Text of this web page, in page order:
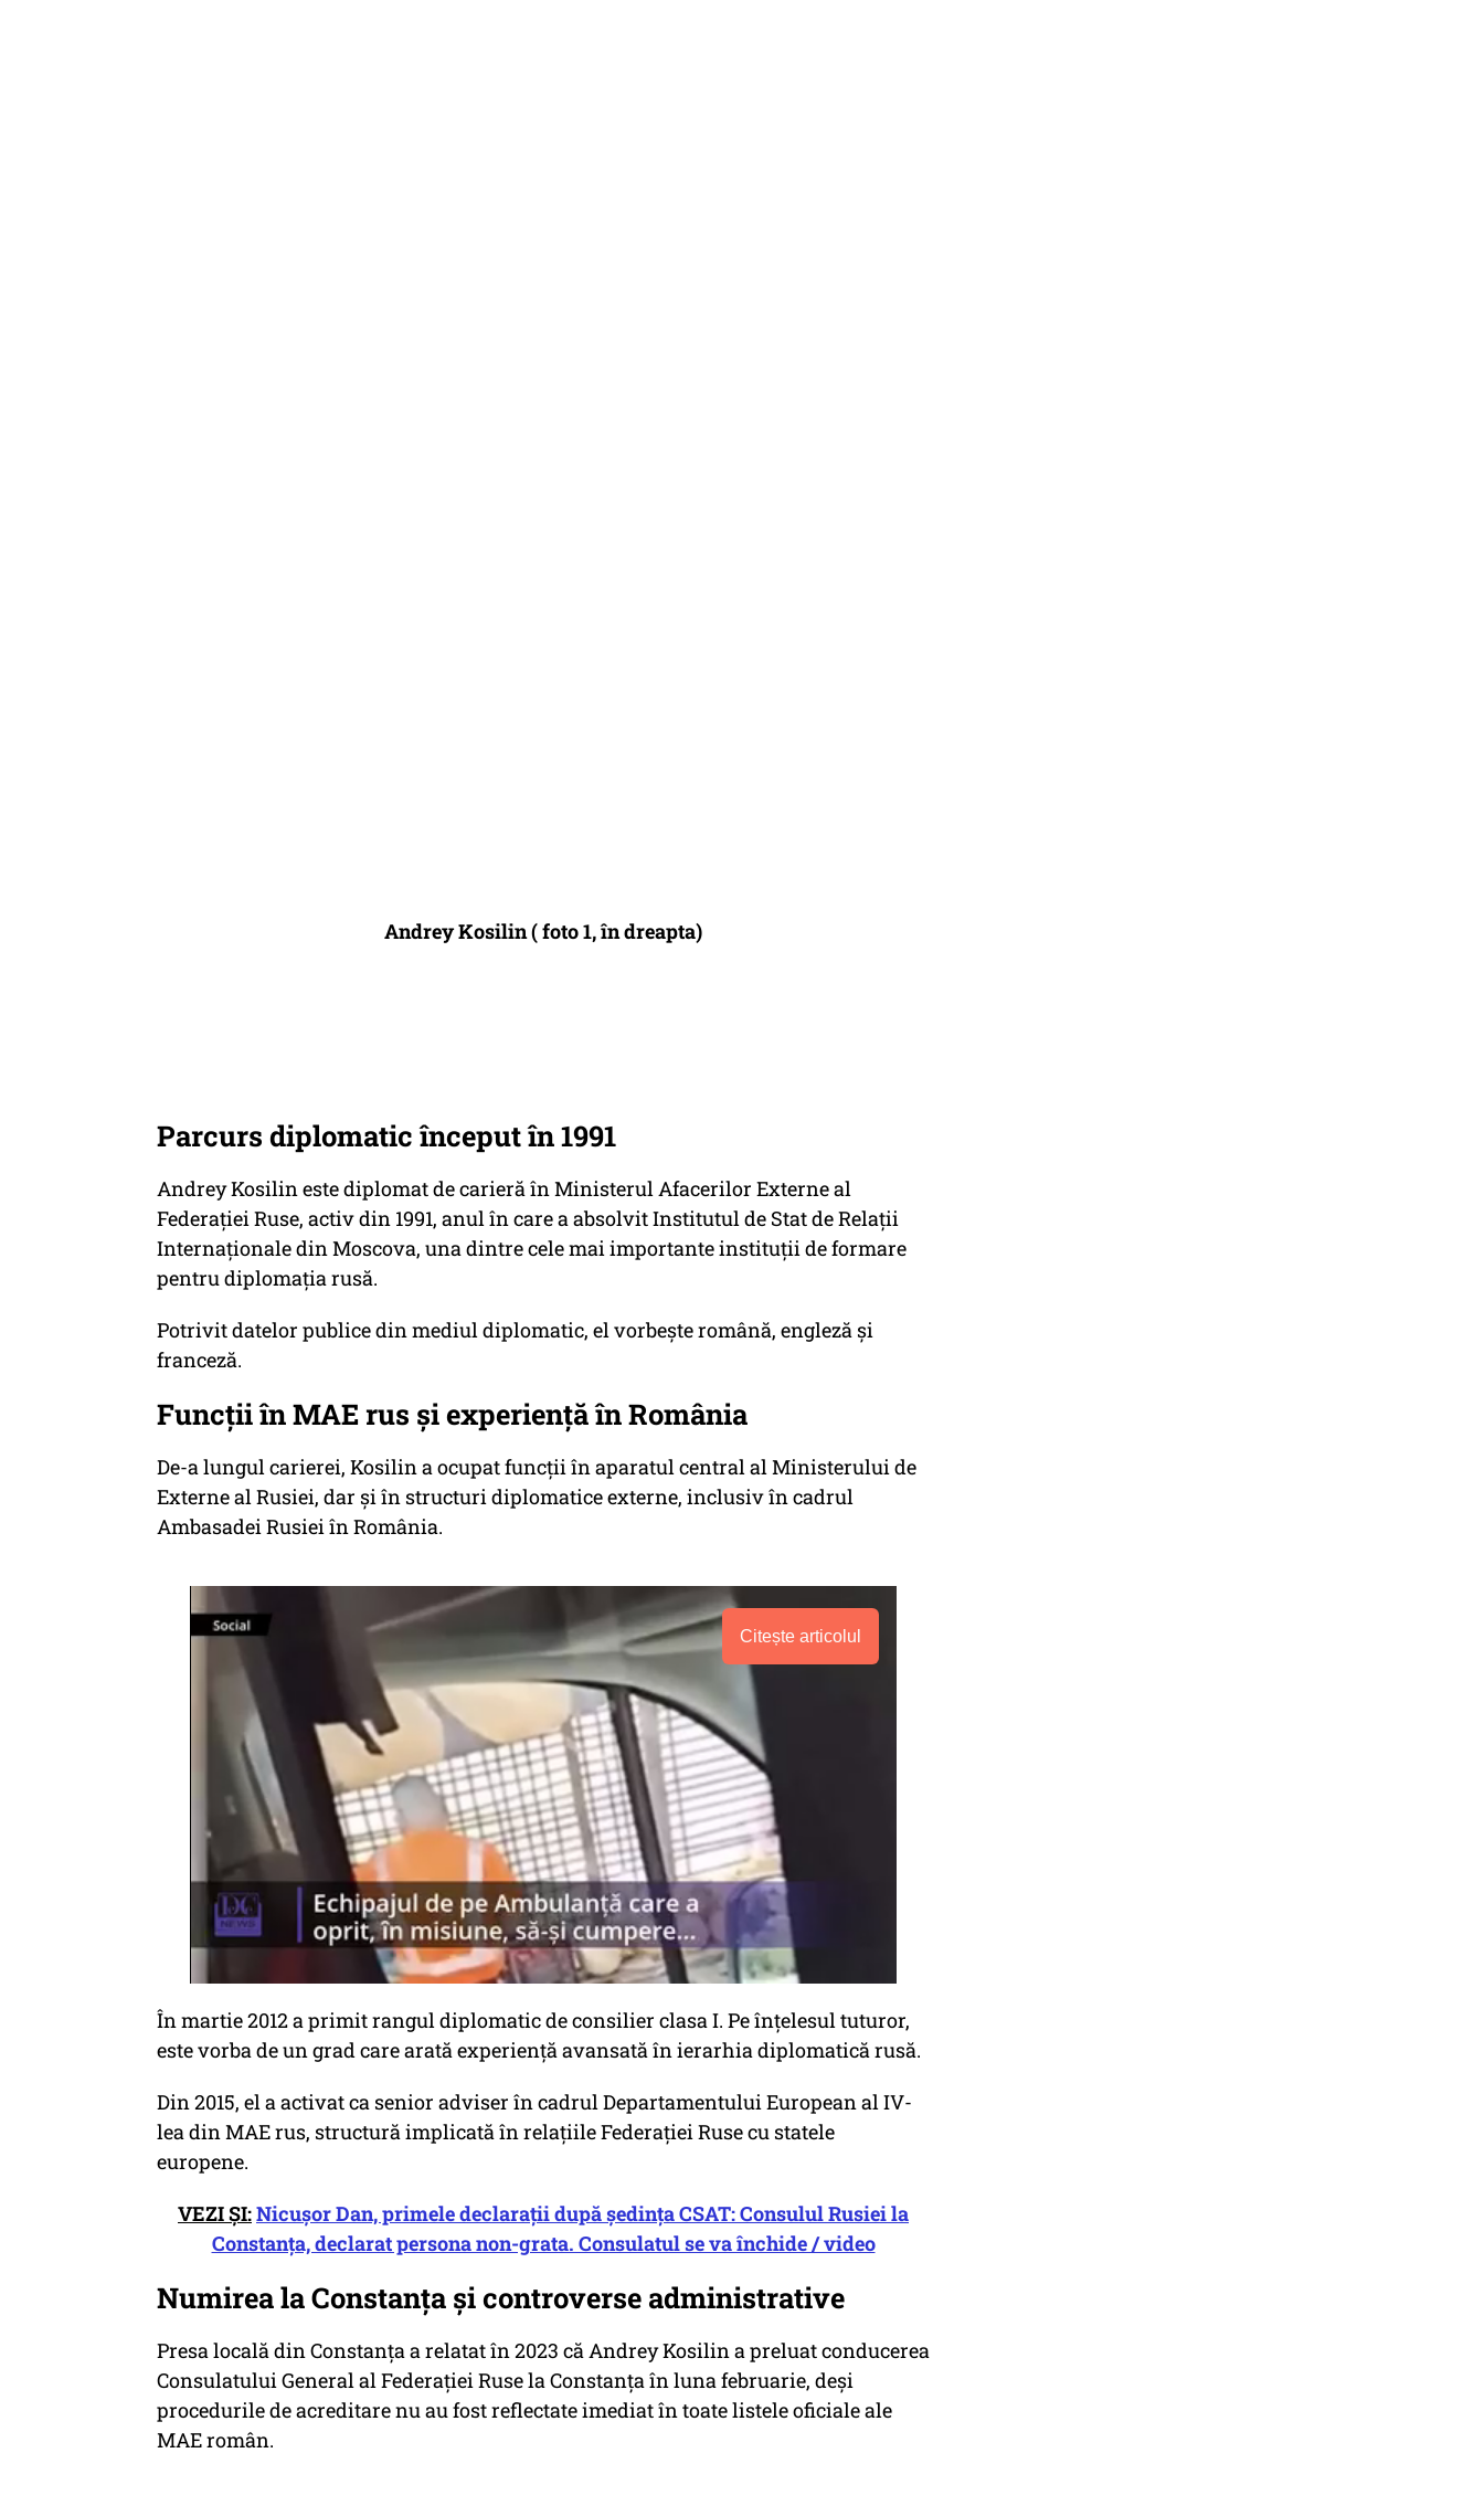
Andrey Kosilin ( foto 1, în dreapta)
Parcurs diplomatic început în 1991
Andrey Kosilin este diplomat de carieră în Ministerul Afacerilor Externe al
Federației Ruse, activ din 1991, anul în care a absolvit Institutul de Stat de Relații
Internaționale din Moscova, una dintre cele mai importante instituții de formare
pentru diplomația rusă.
Potrivit datelor publice din mediul diplomatic, el vorbește română, engleză și
franceză.
Funcții în MAE rus și experiență în România
De-a lungul carierei, Kosilin a ocupat funcții în aparatul central al Ministerului de
Externe al Rusiei, dar și în structuri diplomatice externe, inclusiv în cadrul
Ambasadei Rusiei în România.
Citește articolul
În martie 2012 a primit rangul diplomatic de consilier clasa I. Pe înțelesul tuturor,
este vorba de un grad care arată experiență avansată în ierarhia diplomatică rusă.
Din 2015, el a activat ca senior adviser în cadrul Departamentului European al IV-
lea din MAE rus, structură implicată în relațiile Federației Ruse cu statele
europene.
VEZI ȘI:Nicușor Dan, primele declarații după ședința CSAT: Consulul Rusiei la
Constanța, declarat persona non-grata. Consulatul se va închide / video
Numirea la Constanța și controverse administrative
Presa locală din Constanța a relatat în 2023 că Andrey Kosilin a preluat conducerea
Consulatului General al Federației Ruse la Constanța în luna februarie, deși
procedurile de acreditare nu au fost reflectate imediat în toate listele oficiale ale
MAE român.